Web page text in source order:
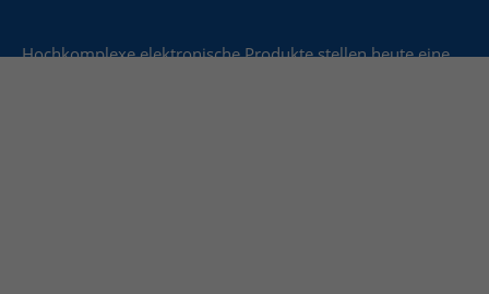
Hochkomplexe elektronische Produkte stellen heute eine